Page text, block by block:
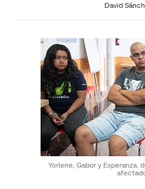
David
Yorlene, Gabor y Esperanza,